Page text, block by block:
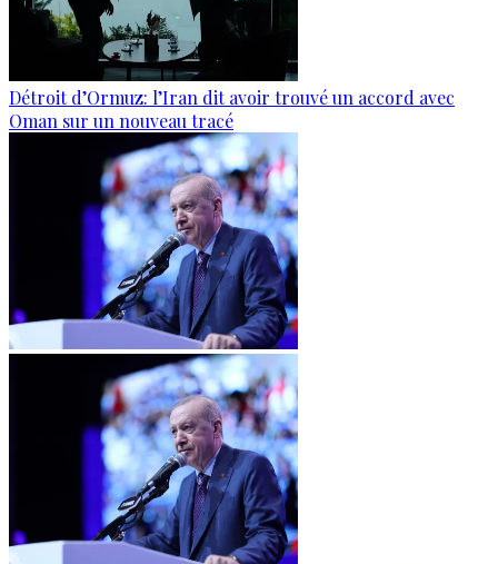
Détroit d’Ormuz: l’Iran dit avoir trouvé un accord avec
Oman sur un nouveau tracé